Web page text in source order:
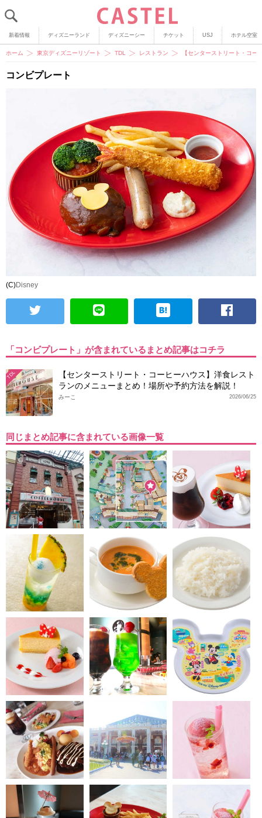
新着情報 ディズニーランド ディズニーシー チケット USJ ホテル空室
ホーム 東京ディズニーリゾート TDL レストラン 【センターストリート・コ
コンビプレート
(C)Disney
「コンビプレート」が含まれているまとめ記事はコチラ
TDL
【センターストリート・コーヒーハウス】洋食レスト
ランのメニューまとめ！場所や予約方法を解説！
2026/06/25
みーこ
同じまとめ記事に含まれている画像一覧